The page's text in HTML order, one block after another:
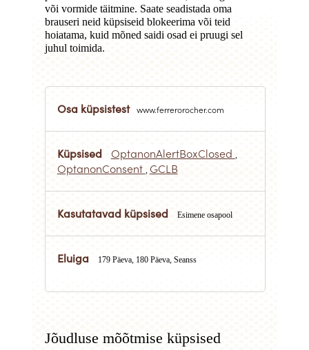
või vormide täitmine. Saate seadistada oma
brauseri neid küpsiseid blokeerima või teid
hoiatama, kuid mõned saidi osad ei pruugi sel
juhul toimida.
vajalikud
www.ferrerorocher.com
OptanonAlertBoxClosed ,
OptanonConsent , GCLB
Esimene osapool
179 Päeva, 180 Päeva, Seanss
Jõudluse mõõtmise küpsised